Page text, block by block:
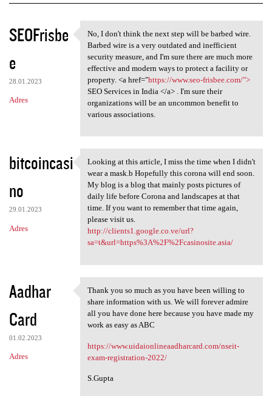
K
o
m
e
n
z
SEOFrisbe
e
28.01.2023
Adres
No, I don't think the next
No, I don't think the next step will be barbed wire.
Barbed wire is a very outdated and inefficient
security measure, and I'm sure there are much more
effective and modern ways to protect a facility or
property. <a href="https://www.seo-frisbee.com/">
SEO Services in India </a> . I'm sure their
organizations will be an uncommon benefit to
various associations.
bitcoincasi
no
29.01.2023
Adres
Looking at this article, I
Looking at this article, I miss the time when I didn't
wear a mask.b Hopefully this corona will end soon.
My blog is a blog that mainly posts pictures of
daily life before Corona and landscapes at that
time. If you want to remember that time again,
please visit us.
http://clients1.google.co.ve/url?
sa=t&url=https%3A%2F%2Fcasinosite.asia/
Aadhar
Card
01.02.2023
Adres
Thank you so much as you have
Thank you so much as you have been willing to
share information with us. We will forever admire
all you have done here because you have made my
work as easy as ABC
https://www.uidaionlineaadharcard.com/nseit-
exam-registration-2022/
S.Gupta